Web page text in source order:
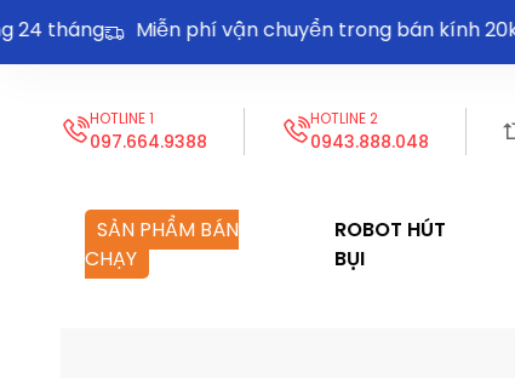
Miễn phí vận chuyển trong bán kính 20km
HOTLINE 1
097.664.9388
HOTLINE 2
0943.888.048
SẢN PHẨM BÁN
CHẠY
ROBOT HÚT
BỤI